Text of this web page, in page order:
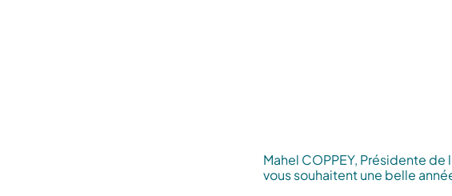
Mahel COPPEY, Présidente
vous souhaitent une belle